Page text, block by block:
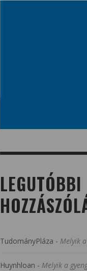
LEGUTÓBBI
TudományPláza - Melyik
Huynhloan - Melyik a